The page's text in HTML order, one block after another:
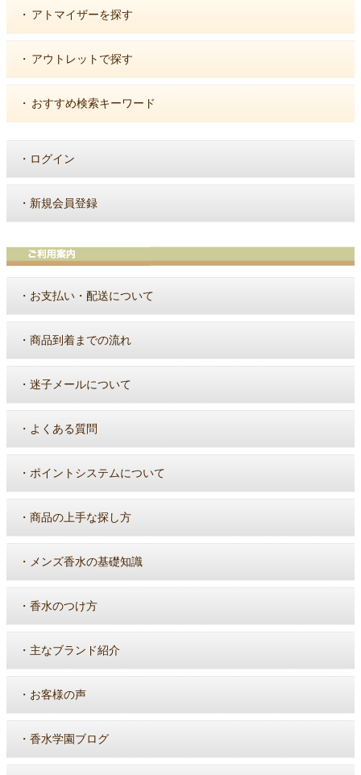
・ アトマイザーを探す
・ アウトレットで探す
・ おすすめ検索キーワード
・ ログイン
・ 新規会員登録
・ お支払い・配送について
・ 商品到着までの流れ
・ 迷子メールについて
・ よくある質問
・ ポイントシステムについて
・ 商品の上手な探し方
・ メンズ香水の基礎知識
・ 香水のつけ方
・ 主なブランド紹介
・ お客様の声
・ 香水学園ブログ